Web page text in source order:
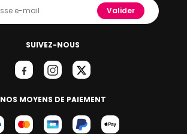
SUIVEZ-NOUS
NOS MOYENS DE PAIEMENT
Valider